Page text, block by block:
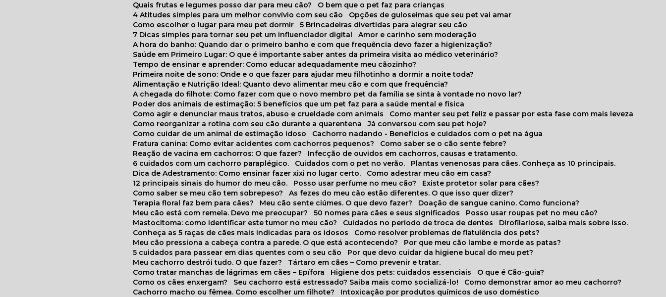
Quais frutas e legumes posso dar para meu cão?
O bem que o pet faz para crianças
4 Atitudes simples para um melhor convívio com seu cão
Opções de guloseimas que seu pet vai amar
Como escolher o lugar para meu pet dormir
5 Brincadeiras divertidas para alegrar seu cão
7 Dicas simples para tornar seu pet um influenciador digital
Amor e carinho sem moderação
A hora do banho: Quando dar o primeiro banho e com que frequência devo fazer a higienização?
Saúde em Primeiro Lugar: O que é importante saber antes da primeira visita ao médico veterinário?
Tempo de ensinar e aprender: Como educar adequadamente meu cãozinho?
Primeira noite de sono: Onde e o que fazer para ajudar meu filhotinho a dormir a noite toda?
Alimentação e Nutrição Ideal: Quanto devo alimentar meu cão e com que frequência?
A chegada do filhote: Como fazer com que o novo membro pet da família se sinta à vontade no novo lar?
Poder dos animais de estimação: 5 benefícios que um pet faz para a saúde mental e física
Como agir e denunciar maus tratos, abuso e crueldade com animais
Como manter seu pet feliz e passar por esta fase com mais leveza
Como reorganizar a rotina com seu cão durante a quarentena
Já conversou com seu pet hoje?
Como cuidar de um animal de estimação idoso
Cachorro nadando - Benefícios e cuidados com o pet na água
Fratura canina: Como evitar acidentes com cachorros pequenos?
Como saber se o cão sente febre?
Reação de vacina em cachorros: O que fazer?
Infecção de ouvidos em cachorros, causas e tratamento.
6 cuidados com um cachorro paraplégico.
Cuidados com o pet no verão.
Plantas venenosas para cães. Conheça as 10 principais.
Dica de Adestramento: Como ensinar fazer xixi no lugar certo.
Como adestrar meu cão em casa?
12 principais sinais do humor do meu cão.
Posso usar perfume no meu cão?
Existe protetor solar para cães?
Como saber se meu cão tem sobrepeso?
As fezes do meu cão estão diferentes. O que isso quer dizer?
Terapia floral faz bem para cães?
Meu cão sente ciúmes. O que devo fazer?
Doação de sangue canino. Como funciona?
Meu cão está com remela. Devo me preocupar?
50 nomes para cães e seus significados
Posso usar roupas pet no meu cão?
Mastocitoma: como identificar este tumor no meu cão?
Cuidados no período de troca de dentes
Dirofilariose, saiba mais sobre isso.
Conheça as 5 raças de cães mais indicadas para os idosos
Como resolver problemas de flatulência dos pets?
Meu cão pressiona a cabeça contra a parede. O que está acontecendo?
Por que meu cão lambe e morde as patas?
5 cuidados para passear em dias quentes com o seu cão
Por que devo cuidar da higiene bucal do meu pet?
Meu cachorro destrói tudo. O que fazer?
Tártaro em cães – Como prevenir e tratar.
Como tratar manchas de lágrimas em cães – Epífora
Higiene dos pets: cuidados essenciais
O que é Cão-guia?
Como os cães enxergam?
Seu cachorro está estressado? Saiba mais como socializá-lo!
Como demonstrar amor ao meu cachorro?
Cachorro macho ou fêmea. Como escolher um filhote?
Intoxicação por produtos químicos de uso doméstico